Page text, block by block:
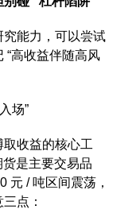
能力，可以尝试
“高收益伴随高风
场”
收益的核心工
是主要交易品
元 / 吨区间震荡，
点：